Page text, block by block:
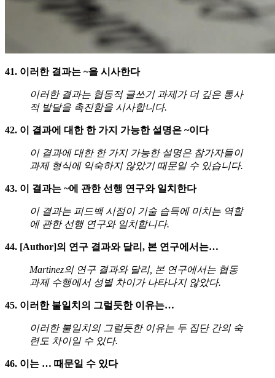
41. 이러한 결과는 ~을 시사한다
이러한 결과는 협동적 글쓰기 과제가 더 깊은 통사
적 발달을 촉진함을 시사합니다.
42. 이 결과에 대한 한 가지 가능한 설명은 ~이다
이 결과에 대한 한 가지 가능한 설명은 참가자들이
과제 형식에 익숙하지 않았기 때문일 수 있습니다.
43. 이 결과는 ~에 관한 선행 연구와 일치한다
이 결과는 피드백 시점이 기술 습득에 미치는 역할
에 관한 선행 연구와 일치합니다.
44. [Author]의 연구 결과와 달리, 본 연구에서는…
Martinez의 연구 결과와 달리, 본 연구에서는 협동
과제 수행에서 성별 차이가 나타나지 않았다.
45. 이러한 불일치의 그럴듯한 이유는…
이러한 불일치의 그럴듯한 이유는 두 집단 간의 숙
련도 차이일 수 있다.
46. 이는 … 때문일 수 있다